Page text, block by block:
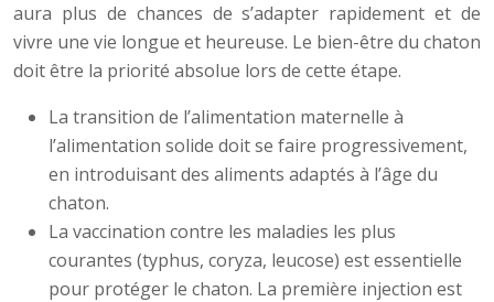
aura plus de chances de s’adapter rapidement et de
vivre une vie longue et heureuse. Le bien-être du chaton
doit être la priorité absolue lors de cette étape.
La transition de l’alimentation maternelle à
l’alimentation solide doit se faire progressivement,
en introduisant des aliments adaptés à l’âge du
chaton.
La vaccination contre les maladies les plus
courantes (typhus, coryza, leucose) est essentielle
pour protéger le chaton. La première injection est